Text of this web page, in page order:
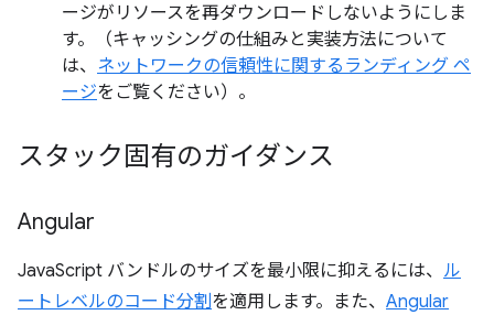
ージがリソースを再ダウンロードしないようにしま
す。（キャッシングの仕組みと実装方法について
は、 ネットワークの信頼性に関するランディング ペ
ージをご覧ください）。
スタック固有のガイダンス
Angular
JavaScript バンドルのサイズを最小限に抑えるには、 ル
ートレベルのコード分割を適用します。また、 Angular